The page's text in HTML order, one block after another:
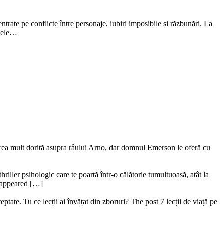
pe conflicte între personaje, iubiri imposibile și răzbunări. La
mult dorită asupra râului Arno, dar domnul Emerson le oferă cu
psihologic care te poartă într-o călătorie tumultuoasă, atât la
appeared […]
Tu ce lecții ai învățat din zboruri? The post 7 lecții de viață pe